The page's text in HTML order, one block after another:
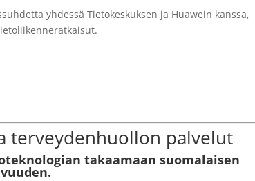
yhdessä Tietokeskuksen ja Huawein kanssa,
terveydenhuollon palvelut
takaamaan suomalaisen